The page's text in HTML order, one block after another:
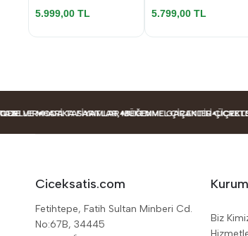
5.999,00 TL 5.799,00 TL
HARIKA FIYATLAR, MÜKEMMEL ÇIÇEKLER ÜCRETSIZ
MODA TASARIMLAR BEĞENME GARANTILI ÇIÇEKLER
Ciceksatis.com
Fetihtepe, Fatih Sultan Minberi Cd.
No:67B, 34445
Biz